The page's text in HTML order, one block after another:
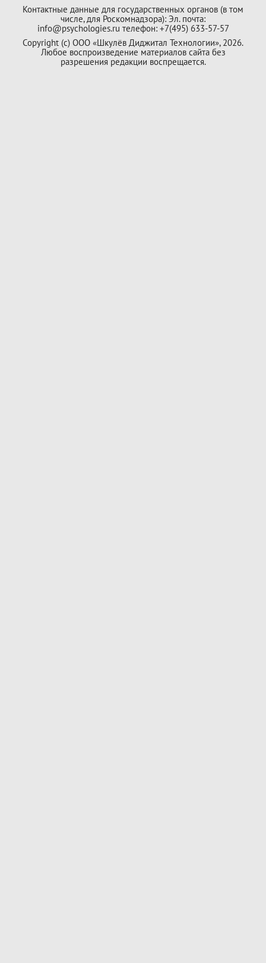
Контактные данные для государственных органов (в том
числе, для Роскомнадзора): Эл. почта:
info@psychologies.ru телефон: +7(495) 633-57-57
Copyright (с) ООО «Шкулёв Диджитал Технологии», 2026.
Любое воспроизведение материалов сайта без
разрешения редакции воспрещается.